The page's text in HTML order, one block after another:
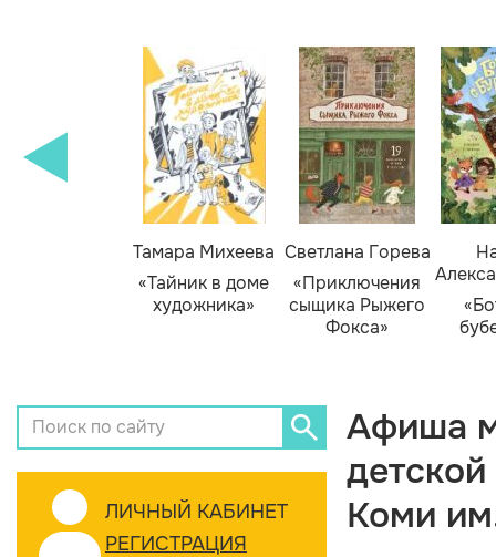
Тамара Михеева
«Тайник в доме
художника»
Светлана Горева
«Приключения
сыщика Рыжего
Фокса»
ЛИЧНЫЙ КАБИНЕТ
РЕГИСТРАЦИЯ
Афиша
Коми